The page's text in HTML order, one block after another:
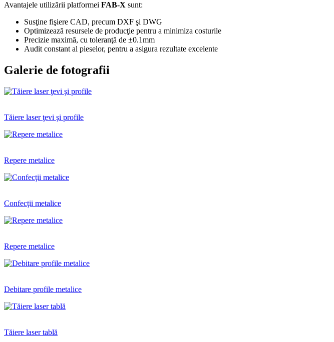
Avantajele utilizării platformei FAB-X sunt:
Susţine fişiere CAD, precum DXF şi DWG
Optimizează resursele de producţie pentru a minimiza costurile
Precizie maximă, cu toleranţă de ±0.1mm
Audit constant al pieselor, pentru a asigura rezultate excelente
Galerie de fotografii
Tăiere laser ţevi şi profile
Repere metalice
Confecţii metalice
Repere metalice
Debitare profile metalice
Tăiere laser tablă